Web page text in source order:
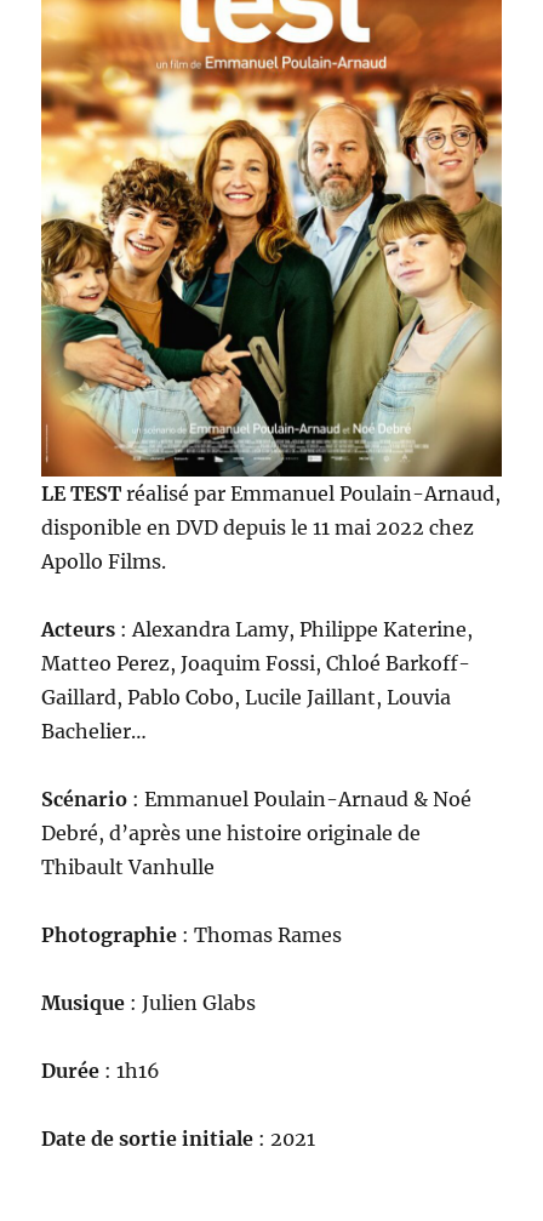
LE TESTréalisé par Emmanuel Poulain-Arnaud,
disponible en DVD depuis le 11 mai 2022 chez
Apollo Films.
Acteurs : Alexandra Lamy, Philippe Katerine,
Matteo Perez, Joaquim Fossi, Chloé Barkoff-
Gaillard, Pablo Cobo, Lucile Jaillant, Louvia
Bachelier…
Scénario : Emmanuel Poulain-Arnaud & Noé
Debré, d’après une histoire originale de
Thibault Vanhulle
Photographie : Thomas Rames
Musique : Julien Glabs
Durée : 1h16
Date de sortie initiale : 2021